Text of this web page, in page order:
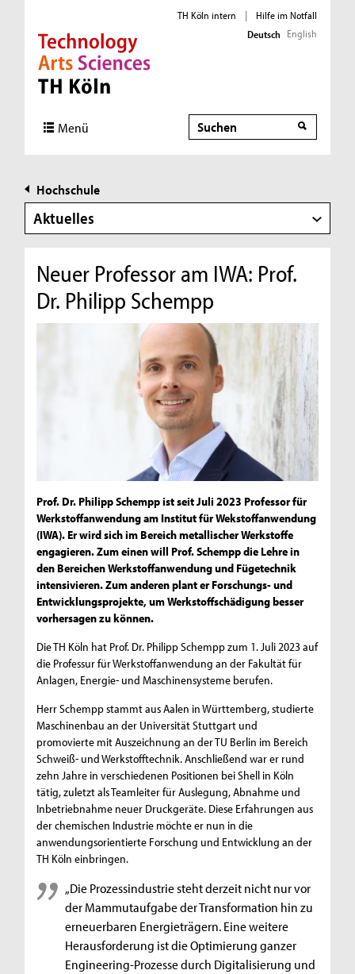
Direkt zur Hauptnavigation
Direkt zur Subnavigation
Direkt zum Inhalt
Direkt zum Fußbereich
TH Köln intern |
Hilfe im Notfall
Deutsch English
Menü Suche
Hochschule
Aktuelles
Neuer Professor am IWA: Prof.
Dr. Philipp Schempp
Prof. Dr. Philipp Schempp ist seit Juli 2023 Professor für
Werkstoffanwendung am Institut für Wekstoffanwendung
(IWA). Er wird sich im Bereich metallischer Werkstoffe
engagieren. Zum einen will Prof. Schempp die Lehre in
den Bereichen Werkstoffanwendung und Fügetechnik
intensivieren. Zum anderen plant er Forschungs- und
Entwicklungsprojekte, um Werkstoffschädigung besser
vorhersagen zu können.
Die TH Köln hat Prof. Dr. Philipp Schempp zum 1. Juli 2023 auf
die Professur für Werkstoffanwendung an der Fakultät für
Anlagen, Energie- und Maschinensysteme berufen.
Herr Schempp stammt aus Aalen in Württemberg, studierte
Maschinenbau an der Universität Stuttgart und
promovierte mit Auszeichnung an der TU Berlin im Bereich
Schweiß- und Werkstofftechnik. Anschließend war er rund
zehn Jahre in verschiedenen Positionen bei Shell in Köln
tätig, zuletzt als Teamleiter für Auslegung, Abnahme und
Inbetriebnahme neuer Druckgeräte. Diese Erfahrungen aus
der chemischen Industrie möchte er nun in die
anwendungsorientierte Forschung und Entwicklung an der
TH Köln einbringen.
„Die Prozessindustrie steht derzeit nicht nur vor
der Mammutaufgabe der Transformation hin zu
erneuerbaren Energieträgern. Eine weitere
Herausforderung ist die Optimierung ganzer
Engineering-Prozesse durch Digitalisierung und